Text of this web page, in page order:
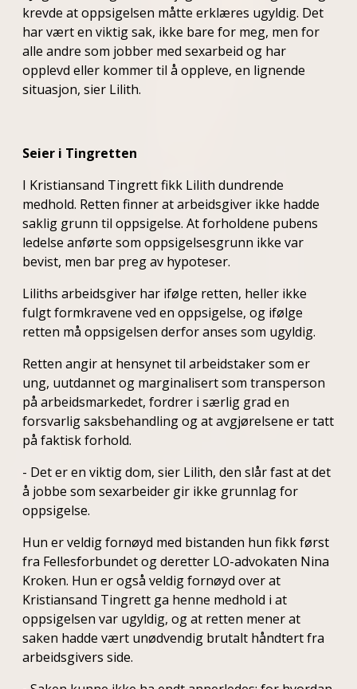
krevde at oppsigelsen måtte erklæres ugyldig. Det
har vært en viktig sak, ikke bare for meg, men for
alle andre som jobber med sexarbeid og har
opplevd eller kommer til å oppleve, en lignende
situasjon, sier Lilith.
Seier i Tingretten
I Kristiansand Tingrett fikk Lilith dundrende
medhold. Retten finner at arbeidsgiver ikke hadde
saklig grunn til oppsigelse. At forholdene pubens
ledelse anførte som oppsigelsesgrunn ikke var
bevist, men bar preg av hypoteser.
Liliths arbeidsgiver har ifølge retten, heller ikke
fulgt formkravene ved en oppsigelse, og ifølge
retten må oppsigelsen derfor anses som ugyldig.
Retten angir at hensynet til arbeidstaker som er
ung, uutdannet og marginalisert som transperson
på arbeidsmarkedet, fordrer i særlig grad en
forsvarlig saksbehandling og at avgjørelsene er tatt
på faktisk forhold.
- Det er en viktig dom, sier Lilith, den slår fast at det
å jobbe som sexarbeider gir ikke grunnlag for
oppsigelse.
Hun er veldig fornøyd med bistanden hun fikk først
fra Fellesforbundet og deretter LO-advokaten Nina
Kroken. Hun er også veldig fornøyd over at
Kristiansand Tingrett ga henne medhold i at
oppsigelsen var ugyldig, og at retten mener at
saken hadde vært unødvendig brutalt håndtert fra
arbeidsgivers side.